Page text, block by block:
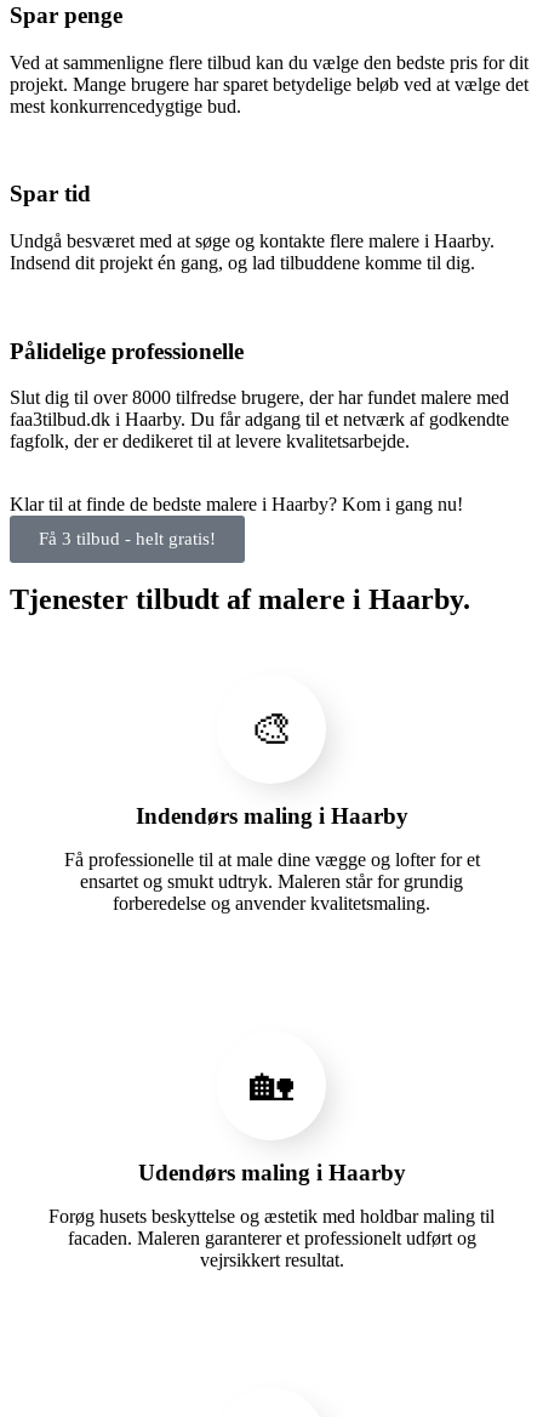
Spar penge
Ved at sammenligne flere tilbud kan du vælge den bedste pris for dit
projekt. Mange brugere har sparet betydelige beløb ved at vælge det
mest konkurrencedygtige bud.
Spar tid
Undgå besværet med at søge og kontakte flere malere i Haarby.
Indsend dit projekt én gang, og lad tilbuddene komme til dig.
Pålidelige professionelle
Slut dig til over 8000 tilfredse brugere, der har fundet malere med
faa3tilbud.dk i Haarby. Du får adgang til et netværk af godkendte
fagfolk, der er dedikeret til at levere kvalitetsarbejde.
Klar til at finde de bedste malere i Haarby? Kom i gang nu!
Få 3 tilbud - helt gratis!
Tjenester tilbudt af malere i Haarby.
🎨
Indendørs maling i Haarby
Få professionelle til at male dine vægge og lofter for et
ensartet og smukt udtryk. Maleren står for grundig
forberedelse og anvender kvalitetsmaling.
🏡
Udendørs maling i Haarby
Forøg husets beskyttelse og æstetik med holdbar maling til
facaden. Maleren garanterer et professionelt udført og
vejrsikkert resultat.